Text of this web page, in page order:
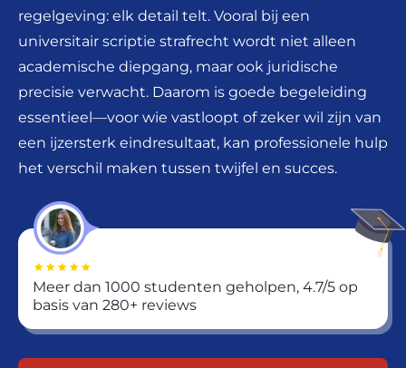
regelgeving: elk detail telt. Vooral bij een
universitair scriptie strafrecht wordt niet alleen
academische diepgang, maar ook juridische
precisie verwacht. Daarom is goede begeleiding
essentieel—voor wie vastloopt of zeker wil zijn van
een ijzersterk eindresultaat, kan professionele hulp
het verschil maken tussen twijfel en succes.
Meer dan 1000 studenten geholpen, 4.7/5 op
basis van 280+ reviews